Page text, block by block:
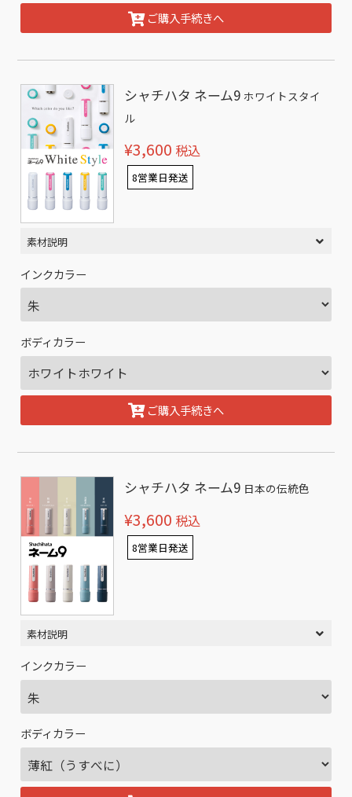
ご購入手続きへ
シャチハタ ネーム9 ホワイトスタイ
ル
¥3,600 税込
8営業日発送
素材説明
インクカラー
ボディカラー
ご購入手続きへ
シャチハタ ネーム9 日本の伝統色
¥3,600 税込
8営業日発送
素材説明
インクカラー
ボディカラー